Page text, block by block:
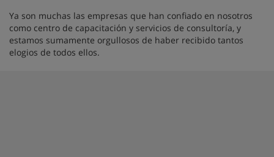
Ya son muchas las empresas que han confiado en nosotros
como centro de capacitación y servicios de consultoría, y
estamos sumamente orgullosos de haber recibido tantos
elogios de todos ellos.